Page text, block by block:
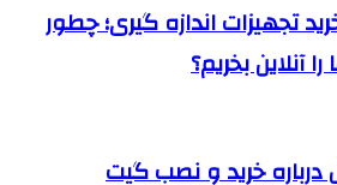
تجهیزات اندازه گیری؛ چطور
آنلاین بخریم؟
خرید و نصب گیت